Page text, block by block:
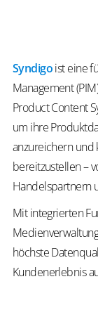
Syndigoist eine
Management
Product Content
um ihre
anzureichern und
bereitzustellen –
Handelspartnern
Mit integrierten
höchste
Kundenerlebnis